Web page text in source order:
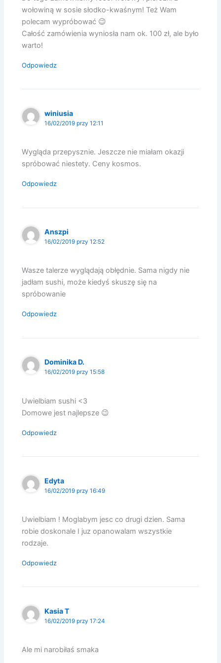
wołowiną w sosie słodko-kwaśnym! Też Wam
polecam wypróbować 😉
Całość zamówienia wyniosła nam ok. 100 zł, ale było
warto!
Odpowiedz
winiusia
16/02/2019 przy 12:11
Wygląda przepysznie. Jeszcze nie miałam okazji
spróbować niestety. Ceny kosmos.
Odpowiedz
Anszpi
16/02/2019 przy 12:52
Wasze talerze wyglądają obłędnie. Sama nigdy nie
jadłam sushi, może kiedyś skuszę się na
spróbowanie
Odpowiedz
Dominika D.
16/02/2019 przy 15:58
Uwielbiam sushi <3
Domowe jest najlepsze 😉
Odpowiedz
Edyta
16/02/2019 przy 16:49
Uwielbiam ! Moglabym jesc co drugi dzien. Sama
robie doskonale I juz opanowalam wszystkie
rodzaje.
Odpowiedz
Kasia T
16/02/2019 przy 17:24
Ale mi narobiłaś smaka